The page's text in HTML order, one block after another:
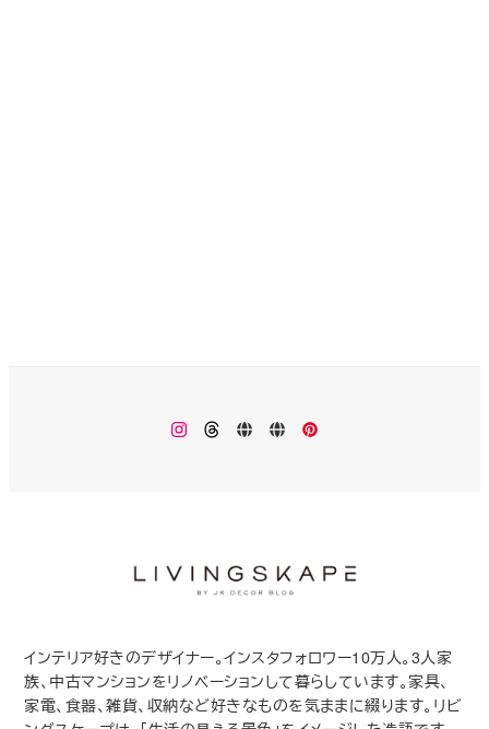
Instagram
Threads
楽 Monokhrome
Pinterest
インテリア好きのデザイナー。インスタフォロワー10万人。3人家
族、中古マンションをリノベーションして暮らしています。家具、
家電、食器、雑貨、収納など好きなものを気ままに綴ります。リビ